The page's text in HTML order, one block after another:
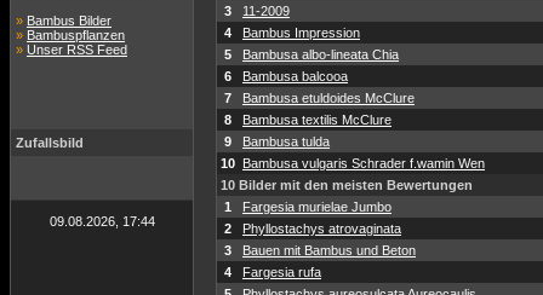
» Bambus Bilder
» Bambuspflanzen
» Unser RSS Feed
Zufallsbild
09.08.2026, 17:44
3
11-2009
4
Bambus Impression
5
Bambusa albo-lineata Chia
6
Bambusa balcooa
7
Bambusa etuldoides McClure
8
Bambusa textilis McClure
9
Bambusa tulda
10 Bambusa vulgaris Schrader f.wamin Wen
10 Bilder mit den meisten Bewertungen
1
Fargesia murielae Jumbo
2
Phyllostachys atrovaginata
3
Bauen mit Bambus und Beton
4
Fargesia rufa